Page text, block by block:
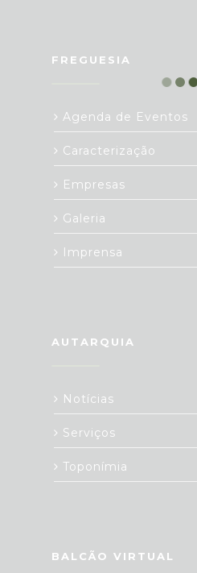
FREGUESIA
Agenda de Eventos
Caracterização
Empresas
Galeria
Imprensa
AUTARQUIA
Notícias
Serviços
Toponímia
BALCÃO VIRTUAL